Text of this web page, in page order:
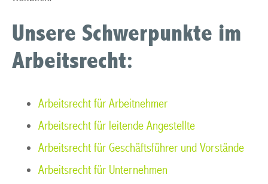
Unsere Schwerpunkte im
Arbeitsrecht:
Arbeitsrecht für Arbeitnehmer
Arbeitsrecht für leitende Angestellte
Arbeitsrecht für Geschäftsführer und Vorstände
Arbeitsrecht für Unternehmen